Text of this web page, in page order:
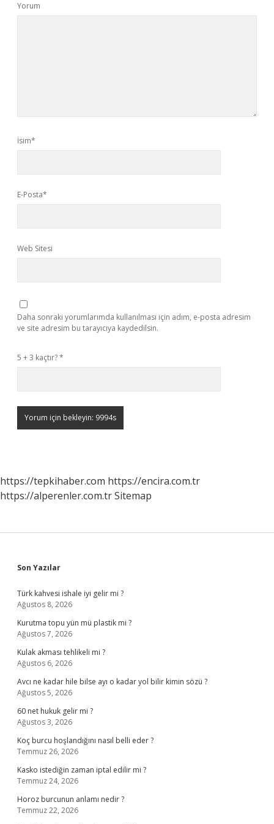
Yorum
İsim*
E-Posta*
Web Sitesi
Daha sonraki yorumlarımda kullanılması için adım, e-posta adresim
ve site adresim bu tarayıcıya kaydedilsin.
5 + 3 kaçtır?*
https://tepkihaber.com https://encira.com.tr
https://alperenler.com.trSitemap
Sidebar
Son Yazılar
Türk kahvesi ishale iyi gelir mi ?
Ağustos 8, 2026
Kurutma topu yün mü plastik mi ?
Ağustos 7, 2026
Kulak akması tehlikeli mi ?
Ağustos 6, 2026
Avcı ne kadar hile bilse ayı o kadar yol bilir kimin sözü ?
Ağustos 5, 2026
60 net hukuk gelir mi ?
Ağustos 3, 2026
Koç burcu hoşlandığını nasıl belli eder ?
Temmuz 26, 2026
Kasko istediğin zaman iptal edilir mi ?
Temmuz 24, 2026
Horoz burcunun anlamı nedir ?
Temmuz 22, 2026